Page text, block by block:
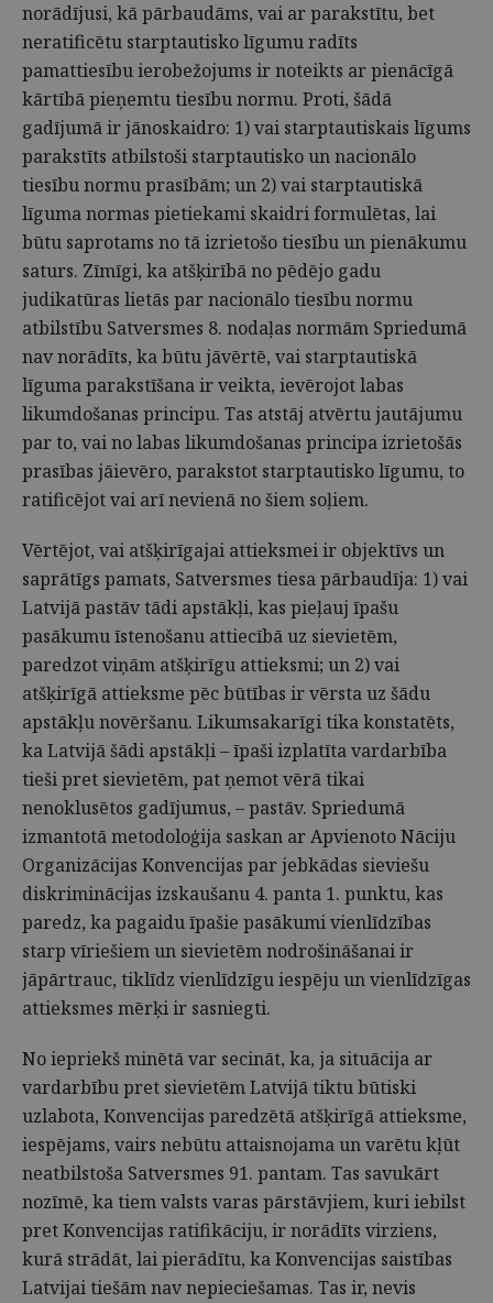
norādījusi, kā pārbaudāms, vai ar parakstītu, bet
neratificētu starptautisko līgumu radīts
pamattiesību ierobežojums ir noteikts ar pienācīgā
kārtībā pieņemtu tiesību normu. Proti, šādā
gadījumā ir jānoskaidro: 1) vai starptautiskais līgums
parakstīts atbilstoši starptautisko un nacionālo
tiesību normu prasībām; un 2) vai starptautiskā
līguma normas pietiekami skaidri formulētas, lai
būtu saprotams no tā izrietošo tiesību un pienākumu
saturs. Zīmīgi, ka atšķirībā no pēdējo gadu
judikatūras lietās par nacionālo tiesību normu
atbilstību Satversmes 8. nodaļas normām Spriedumā
nav norādīts, ka būtu jāvērtē, vai starptautiskā
līguma parakstīšana ir veikta, ievērojot labas
likumdošanas principu. Tas atstāj atvērtu jautājumu
par to, vai no labas likumdošanas principa izrietošās
prasības jāievēro, parakstot starptautisko līgumu, to
ratificējot vai arī nevienā no šiem soļiem.
Vērtējot, vai atšķirīgajai attieksmei ir objektīvs un
saprātīgs pamats, Satversmes tiesa pārbaudīja: 1) vai
Latvijā pastāv tādi apstākļi, kas pieļauj īpašu
pasākumu īstenošanu attiecībā uz sievietēm,
paredzot viņām atšķirīgu attieksmi; un 2) vai
atšķirīgā attieksme pēc būtības ir vērsta uz šādu
apstākļu novēršanu. Likumsakarīgi tika konstatēts,
ka Latvijā šādi apstākļi – īpaši izplatīta vardarbība
tieši pret sievietēm, pat ņemot vērā tikai
nenoklusētos gadījumus, – pastāv. Spriedumā
izmantotā metodoloģija saskan ar Apvienoto Nāciju
Organizācijas Konvencijas par jebkādas sieviešu
diskriminācijas izskaušanu 4. panta 1. punktu, kas
paredz, ka pagaidu īpašie pasākumi vienlīdzības
starp vīriešiem un sievietēm nodrošināšanai ir
jāpārtrauc, tiklīdz vienlīdzīgu iespēju un vienlīdzīgas
attieksmes mērķi ir sasniegti.
No iepriekš minētā var secināt, ka, ja situācija ar
vardarbību pret sievietēm Latvijā tiktu būtiski
uzlabota, Konvencijas paredzētā atšķirīgā attieksme,
iespējams, vairs nebūtu attaisnojama un varētu kļūt
neatbilstoša Satversmes 91. pantam. Tas savukārt
nozīmē, ka tiem valsts varas pārstāvjiem, kuri iebilst
pret Konvencijas ratifikāciju, ir norādīts virziens,
kurā strādāt, lai pierādītu, ka Konvencijas saistības
Latvijai tiešām nav nepieciešamas. Tas ir, nevis